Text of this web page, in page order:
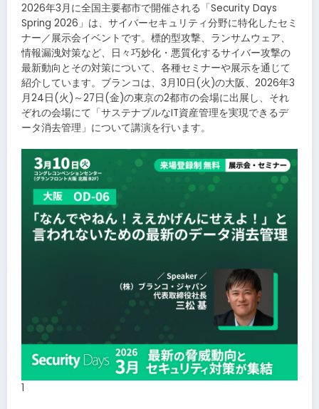
2026年3月に全国主要都市で開催される「Security Days
Spring 2026」は、サイバーセキュリティ分野に特化したセミ
ナー／展示会イベントです。標的型攻撃、ランサムウェア、
情報漏洩対策など、日々巧妙化・悪質化するサイバー攻撃の
最新動向とその対策について、各種セミナーや展示を通じて
紹介しています。ブランコは、3月10日(火)の大阪、2026年3
月24日(火)～27日(金)の東京の2都市の会場に出展し、それ
ぞれの会場にて「サステナブルなIT資産管理を実現できるデ
ータ消去管理」について講演を行います。
1